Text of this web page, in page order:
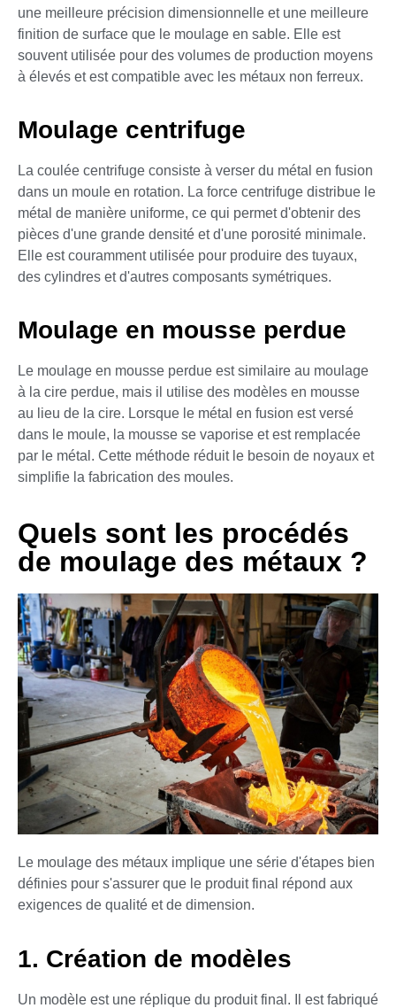
une meilleure précision dimensionnelle et une meilleure
finition de surface que le moulage en sable. Elle est
souvent utilisée pour des volumes de production moyens
à élevés et est compatible avec les métaux non ferreux.
Moulage centrifuge
La coulée centrifuge consiste à verser du métal en fusion
dans un moule en rotation. La force centrifuge distribue le
métal de manière uniforme, ce qui permet d'obtenir des
pièces d'une grande densité et d'une porosité minimale.
Elle est couramment utilisée pour produire des tuyaux,
des cylindres et d'autres composants symétriques.
Moulage en mousse perdue
Le moulage en mousse perdue est similaire au moulage
à la cire perdue, mais il utilise des modèles en mousse
au lieu de la cire. Lorsque le métal en fusion est versé
dans le moule, la mousse se vaporise et est remplacée
par le métal. Cette méthode réduit le besoin de noyaux et
simplifie la fabrication des moules.
Quels sont les procédés
de moulage des métaux ?
Le moulage des métaux implique une série d'étapes bien
définies pour s'assurer que le produit final répond aux
exigences de qualité et de dimension.
1. Création de modèles
Un modèle est une réplique du produit final. Il est fabriqué